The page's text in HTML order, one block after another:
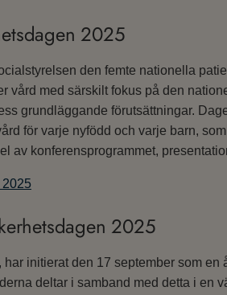
2025
den femte nationella
vård med särskilt fokus på den
grundläggande förutsättningar.
för varje nyfödd och varje barn,
av konferensprogrammet,
2025
initierat den 17 september som en
deltar i samband med detta i en